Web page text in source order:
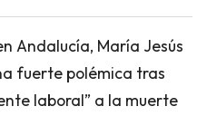
Andalucía, María Jesús
fuerte polémica tras
laboral” a la muerte